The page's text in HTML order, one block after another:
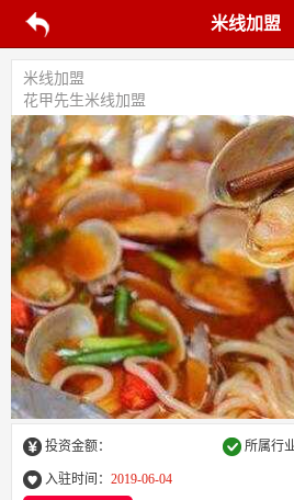
米线加盟
米线加盟
花甲先生米线加盟
投资金额： 所属行
入驻时间： 2019-06-04